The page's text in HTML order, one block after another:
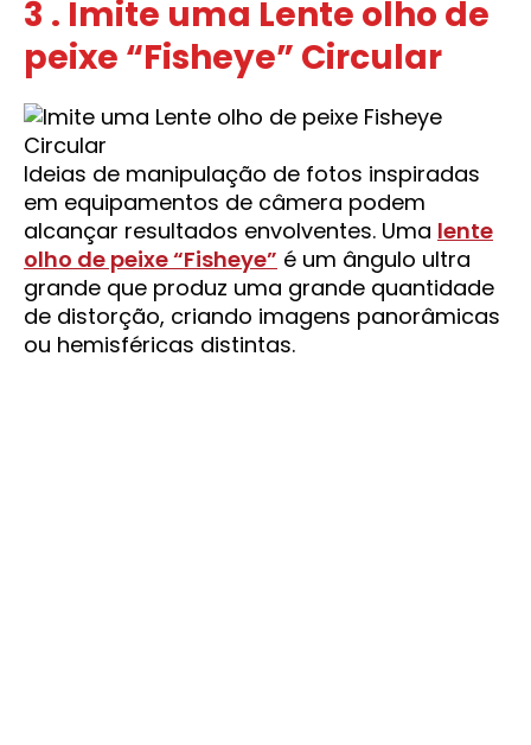
3 . Imite uma Lente olho de
peixe “Fisheye” Circular
Ideias de manipulação de fotos inspiradas
em equipamentos de câmera podem
alcançar resultados envolventes. Uma lente
olho de peixe “Fisheye” é um ângulo ultra
grande que produz uma grande quantidade
de distorção, criando imagens panorâmicas
ou hemisféricas distintas.